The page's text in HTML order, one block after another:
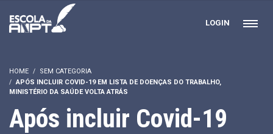
LOGIN
HOME
SEM CATEGORIA
APÓS INCLUIR COVID-19 EM LISTA DE DOENÇAS DO TRABALHO,
MINISTÉRIO DA SAÚDE VOLTA ATRÁS
Após incluir Covid-19